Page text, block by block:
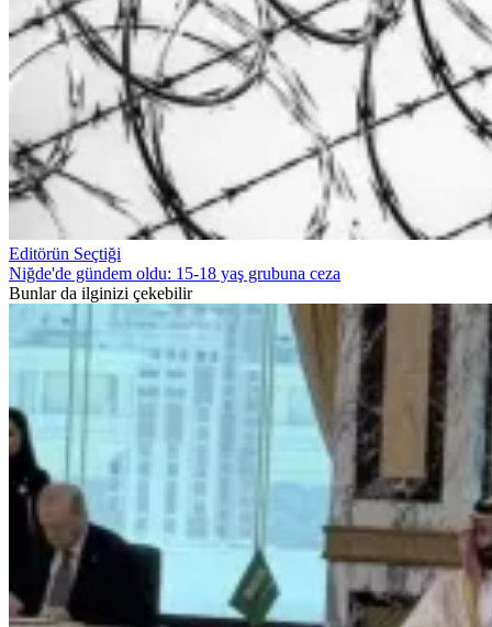
Editörün Seçtiği
Niğde'de gündem oldu: 15-18 yaş grubuna ceza
Bunlar da ilginizi çekebilir